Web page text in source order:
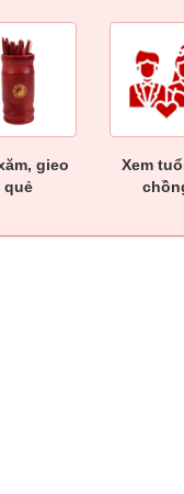
gieo
quẻ
Xem